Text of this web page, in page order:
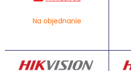
Na objednanie